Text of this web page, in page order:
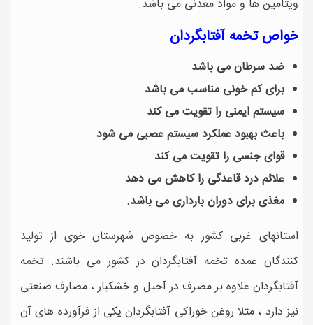
ویتامین ها و مواد معدنی می باشد.
خواص تخمه آفتابگردان
ضد سرطان می باشد
برای کم خونی مناسب می باشد
سیستم ایمنی را تقویت می کند
باعث بهبود عملکرد سیستم عصبی می شود
قوای جنسی را تقویت می کند
علائم درد قاعدگی را کاهش می دهد
مغذی برای دوران بارداری می باشد.
استانهای غربی کشور به خصوص شهرستان خوی از تولید
کنندگان عمده تخمه آفتابگردان در کشور می باشند. تخمه
آفتابگردان علاوه بر مصرف در آجیل و خشکبار ، مصارف صنعتی
نیز دارد ، مثلا روغن خوراکی آفتابگردان یکی از فرآورده های آن